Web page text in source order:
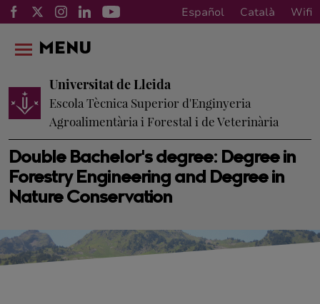
Español Català Wifi
Double Bachelor's degree: Degree in
Forestry Engineering and Degree in
Nature Conservation
Universitat de Lleida
Escola Tècnica Superior d'Enginyeria
Agroalimentària i Forestal i de Veterinària
MENU